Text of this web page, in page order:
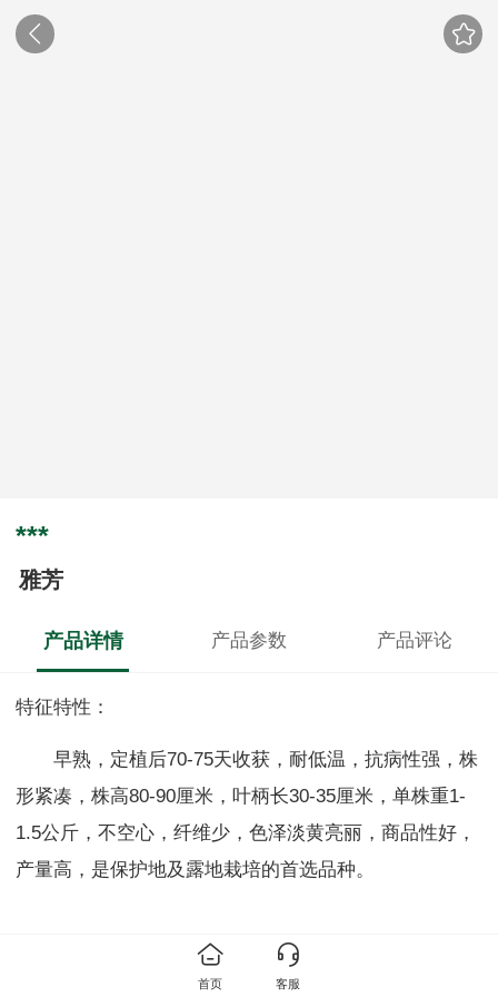
***
雅芳
产品详情 产品参数 产品评论
特征特性：
早熟，定植后70-75天收获，耐低温，抗病性强，株
形紧凑，株高80-90厘米，叶柄长30-35厘米，单株重1-
1.5公斤，不空心，纤维少，色泽淡黄亮丽，商品性好，
产量高，是保护地及露地栽培的首选品种。
首页 客服